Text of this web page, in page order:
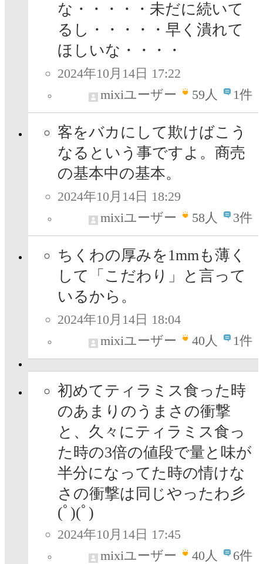
な・・・・・未だに続いて
るし・・・・・早く潰れて
ほしいな・・・・
2024年10月14日 17:22
mixiユーザー
59人 1件
客をバカにして欺けばこう
なるという事ですよ。商売
の基本中の基本。
2024年10月14日 18:29
mixiユーザー
58人 3件
ちくわの厚みを1mmも薄く
して「こだわり」と言って
いるから。
2024年10月14日 18:04
mixiユーザー
40人 1件
初めてティラミス食った時
のあまりのうまさの衝撃
と、久々にティラミス食っ
た時の3倍の値段で量と味が
半分になってた時の情けな
さの衝撃は同じやったわ彡
(ﾟ)(ﾟ)
2024年10月14日 17:45
mixiユーザー
40人 6件